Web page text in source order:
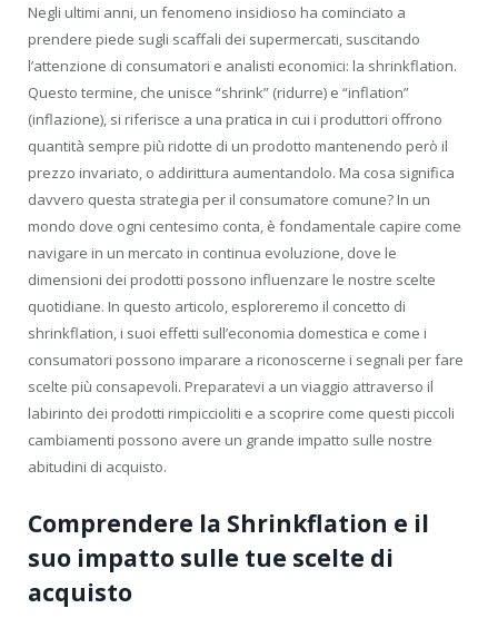
Negli ultimi anni, un fenomeno insidioso ha cominciato a
prendere piede sugli scaffali dei supermercati, suscitando
l’attenzione di consumatori e analisti economici: la shrinkflation.
Questo termine, che unisce “shrink” (ridurre) e “inflation”
(inflazione), si riferisce a una pratica in cui i produttori offrono
quantità sempre più ridotte di un prodotto mantenendo però il
prezzo invariato, o addirittura aumentandolo. Ma cosa significa
davvero questa strategia per il consumatore comune? In un
mondo dove ogni centesimo conta, è fondamentale capire come
navigare in un mercato in continua evoluzione, dove le
dimensioni dei prodotti possono influenzare le nostre scelte
quotidiane. In questo articolo, esploreremo il concetto di
shrinkflation, i suoi effetti sull’economia domestica e come i
consumatori possono imparare a riconoscerne i segnali per fare
scelte più consapevoli. Preparatevi a un viaggio attraverso il
labirinto dei prodotti rimpiccioliti e a scoprire come questi piccoli
cambiamenti possono avere un grande impatto sulle nostre
abitudini di acquisto.
Comprendere la Shrinkflation e il
suo impatto sulle tue scelte di
acquisto